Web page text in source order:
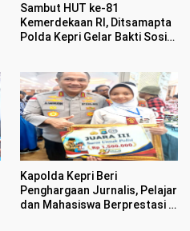
Sambut HUT ke-81
Kemerdekaan RI, Ditsamapta
Polda Kepri Gelar Bakti Sosial
Kapolda Kepri Beri
Penghargaan Jurnalis, Pelajar
dan Mahasiswa Berprestasi di